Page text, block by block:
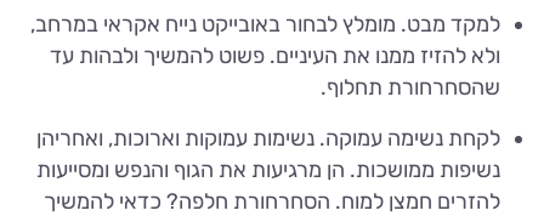
למקד מבט. מומלץ לבחור באובייקט נייח אקראי במרחב,
ולא להזיז ממנו את העיניים. פשוט להמשיך ולבהות עד
שהסחרחורת תחלוף.
לקחת נשימה עמוקה. נשימות עמוקות וארוכות, ואחריהן
נשיפות ממושכות. הן מרגיעות את הגוף והנפש ומסייעות
להזרים חמצן למוח. הסחרחורת חלפה? כדאי להמשיך